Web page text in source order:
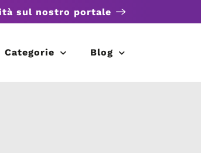
sul nostro portale
Categorie Blog